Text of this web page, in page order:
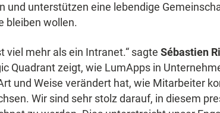
und unterstützen eine lebendige
bleiben wollen.
viel mehr als ein Intranet.“ sagte Sébastien
Quadrant zeigt, wie LumApps in
und Weise verändert hat, wie Mitarbeiter
Wir sind sehr stolz darauf, in diesem